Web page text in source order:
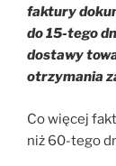
faktury
do 15-tego
dostawy
otrzymania
Co więcej
niż 60-tego